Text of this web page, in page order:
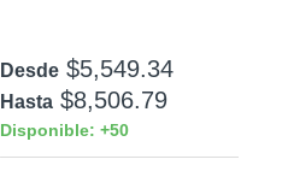
Desde $5,549.34
Hasta $8,506.79
Disponible: +50